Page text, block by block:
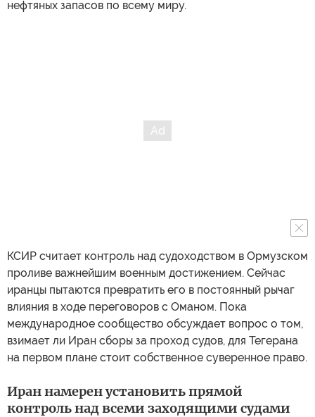
нефтяных запасов по всему миру.
КСИР считает контроль над судоходством в Ормузском
проливе важнейшим военным достижением. Сейчас
иранцы пытаются превратить его в постоянный рычаг
влияния в ходе переговоров с Оманом. Пока
международное сообщество обсуждает вопрос о том,
взимает ли Иран сборы за проход судов, для Тегерана
на первом плане стоит собственное суверенное право.
Иран намерен установить прямой
контроль над всеми заходящими судами